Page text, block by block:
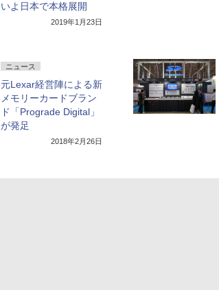
いよ日本で本格展開
2019年1月23日
ニュース
元Lexar経営陣による新
メモリーカードブラン
ド「Prograde Digital」
が発足
2018年2月26日